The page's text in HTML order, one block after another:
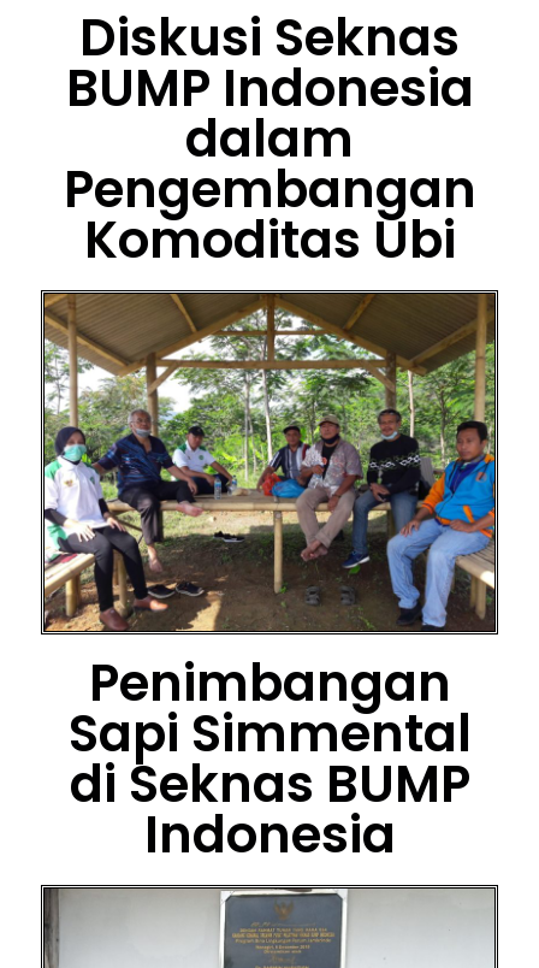
Diskusi Seknas
BUMP Indonesia
dalam
Pengembangan
Komoditas Ubi
Penimbangan
Sapi Simmental
di Seknas BUMP
Indonesia